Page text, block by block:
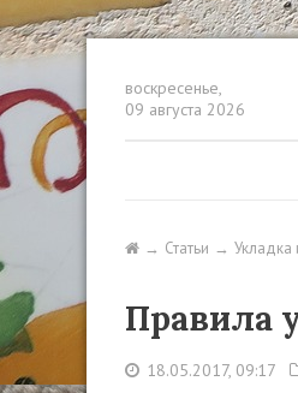
воскресенье,
09 августа 2026
Статьи Укладка
Правила
18.05.2017, 09:17